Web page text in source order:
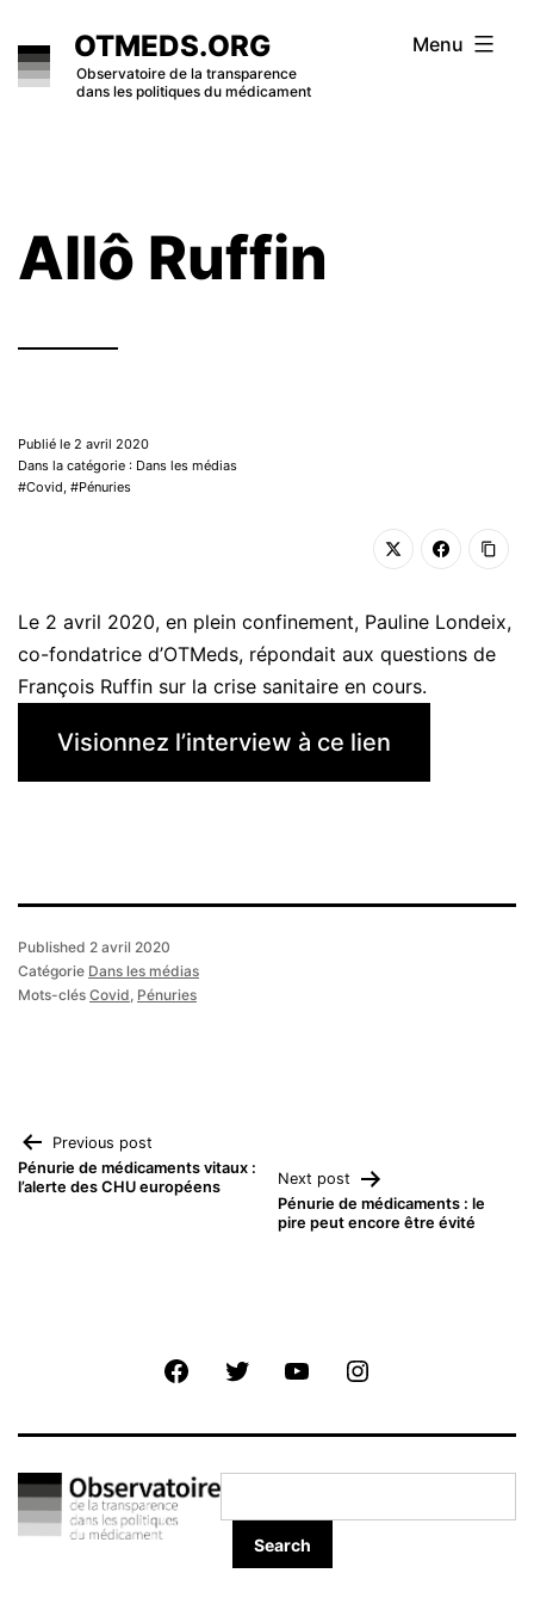
to
content
OTMEDS.ORG
Observatoire de la transparence
dans les politiques du médicament
Menu
Allô Ruffin
Publié le 2 avril 2020
Dans la catégorie : Dans les médias
Covid
Pénuries
Le 2 avril 2020, en plein confinement, Pauline Londeix,
co-fondatrice d’OTMeds, répondait aux questions de
François Ruffin sur la crise sanitaire en cours.
Visionnez l’interview à ce lien
Published 2 avril 2020
Catégorie Dans les médias
Mots-clés Covid, Pénuries
Navigation
de
Previous post
Pénurie de médicaments vitaux :
l’alerte des CHU européens
Next post
Pénurie de médicaments : le
pire peut encore être évité
FacebookTwitter Youtube